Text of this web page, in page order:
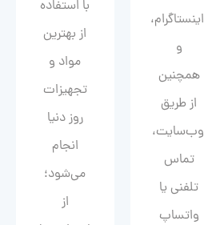
اینستاگرام،
و
همچنین
از طریق
وب‌سایت،
تماس
تلفنی یا
واتساپ
با استفاده
از بهترین
مواد و
تجهیزات
روز دنیا
انجام
می‌شود؛
از